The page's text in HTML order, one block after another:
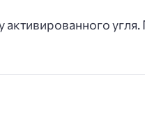
активированного угля.